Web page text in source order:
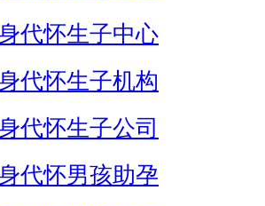
代怀生子中心
代怀生子机构
代怀生子公司
代怀男孩助孕